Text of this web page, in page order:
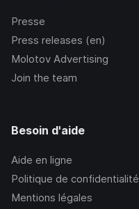
Presse
Press releases (en)
Molotov Advertising
Join the team
Besoin d'aide
Aide en ligne
Politique de confidentialité
Mentions légales